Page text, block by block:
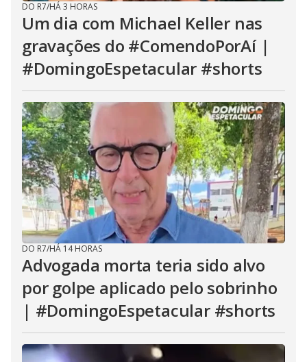
DO R7/HÁ 3 HORAS
Um dia com Michael Keller nas
gravações do #ComendoPorAí |
#DomingoEspetacular #shorts
DO R7/HÁ 14 HORAS
Advogada morta teria sido alvo
por golpe aplicado pelo sobrinho
| #DomingoEspetacular #shorts